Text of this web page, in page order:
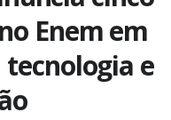
Enem em
e